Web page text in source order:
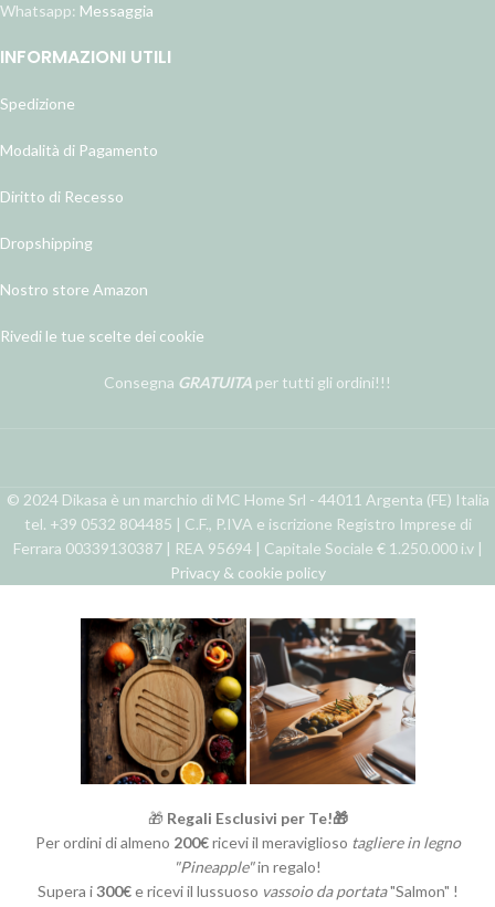
Whatsapp: Messaggia
INFORMAZIONI UTILI
Spedizione
Modalità di Pagamento
Diritto di Recesso
Dropshipping
Nostro store Amazon
Rivedi le tue scelte dei cookie
Consegna GRATUITA per tutti gli ordini!!!
© 2024 Dikasa è un marchio di MC Home Srl - 44011 Argenta (FE) Italia
tel. +39 0532 804485 | C.F., P.IVA e iscrizione Registro Imprese di
Ferrara 00339130387 | REA 95694 | Capitale Sociale € 1.250.000 i.v |
Privacy & cookie policy
🎁 Regali Esclusivi per Te!🎁
Per ordini di almeno 200€ricevi il meraviglioso tagliere in legno
"Pineapple"in regalo!
Supera i300€e ricevi il lussuoso vassoio da portata"Salmon" !